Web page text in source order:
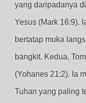
yang daripadanya
Yesus (Mark 16:9).
bertatap muka
bangkit. Kedua,
(Yohanes 21:2). Ia
Tuhan yang paling